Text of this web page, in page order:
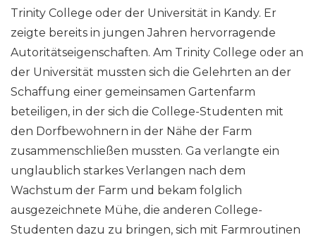
Trinity College oder der Universität in Kandy. Er
zeigte bereits in jungen Jahren hervorragende
Autoritätseigenschaften. Am Trinity College oder an
der Universität mussten sich die Gelehrten an der
Schaffung einer gemeinsamen Gartenfarm
beteiligen, in der sich die College-Studenten mit
den Dorfbewohnern in der Nähe der Farm
zusammenschließen mussten. Ga verlangte ein
unglaublich starkes Verlangen nach dem
Wachstum der Farm und bekam folglich
ausgezeichnete Mühe, die anderen College-
Studenten dazu zu bringen, sich mit Farmroutinen